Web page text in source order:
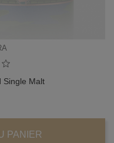
Single Malt
PANIER